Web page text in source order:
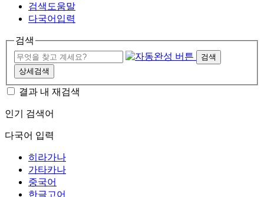
검색도움말
다국어입력
검색
검색
상세검색
결과 내 재검색
인기 검색어
다국어 입력
히라가나
가타카나
중국어
한글고어